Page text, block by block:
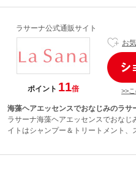
ラサーナ公式通販サイト
ポイント 11倍
お
>>
海藻ヘアエッセンスでおなじみのラサ
ラサーナ海藻ヘアエッセンスでおなじ
イトはシャンプー＆トリートメント、